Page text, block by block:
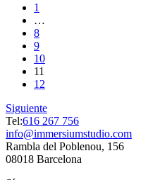
1
…
8
9
10
11
12
Siguiente
Tel:616 267 756
info@immersiumstudio.com
Rambla del Poblenou, 156
08018 Barcelona